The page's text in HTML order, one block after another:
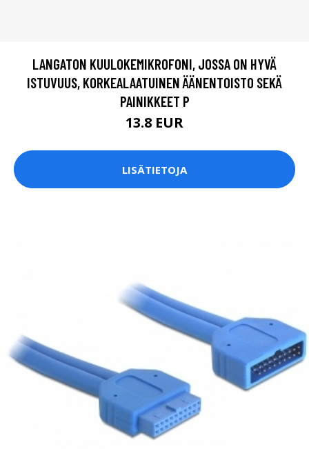
LANGATON KUULOKEMIKROFONI, JOSSA ON HYVÄ
ISTUVUUS, KORKEALAATUINEN ÄÄNENTOISTO SEKÄ
PAINIKKEET P
13.8 EUR
LISÄTIETOJA